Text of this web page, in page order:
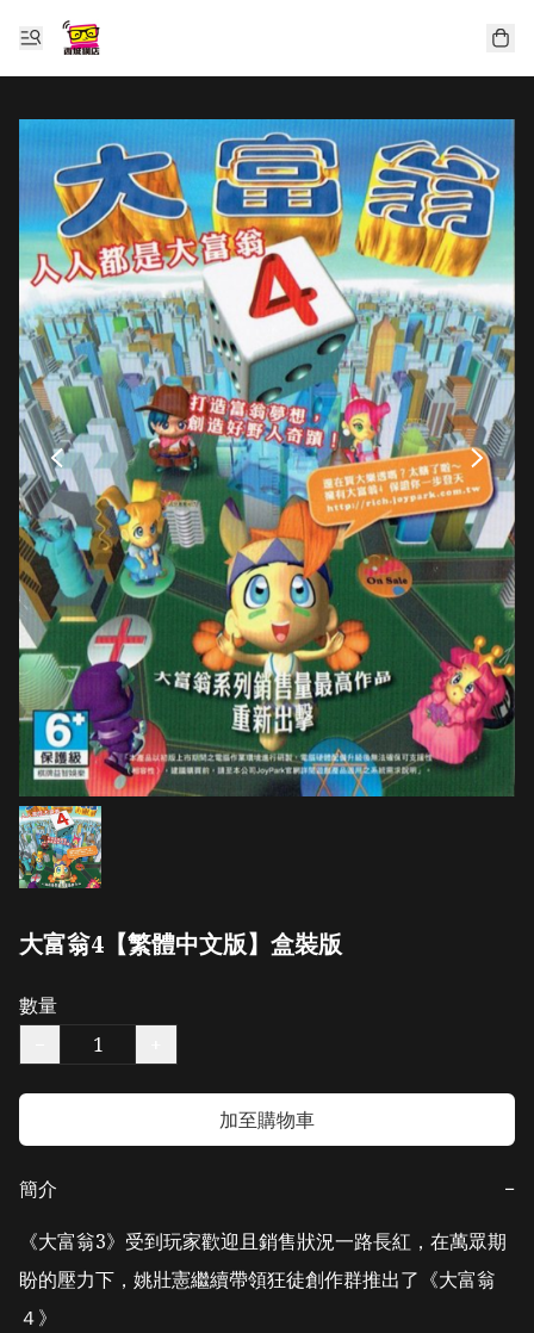
大富翁4【繁體中文版】盒裝版
數量
加至購物車
簡介
−
《大富翁3》受到玩家歡迎且銷售狀況一路長紅，在萬眾期
盼的壓力下，姚壯憲繼續帶領狂徒創作群推出了《大富翁
４》